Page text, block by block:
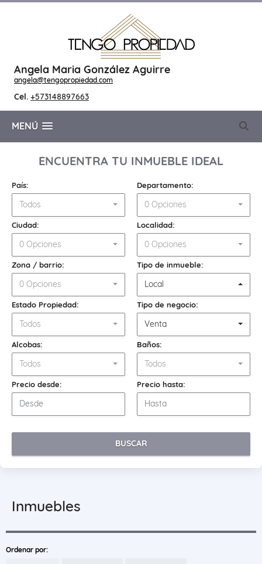
Angela Maria González Aguirre
angela@tengopropiedad.com
Cel. +573148897663
MENÚ
ENCUENTRA TU INMUEBLE IDEAL
País:
Todos
Departamento:
0 Opciones
Ciudad:
0 Opciones
Localidad:
0 Opciones
Zona / barrio:
0 Opciones
Tipo de inmueble:
Local
Estado Propiedad:
Todos
Tipo de negocio:
Venta
Alcobas:
Todos
Baños:
Todos
Precio desde: Precio hasta:
BUSCAR
Inmuebles
Ordenar por: